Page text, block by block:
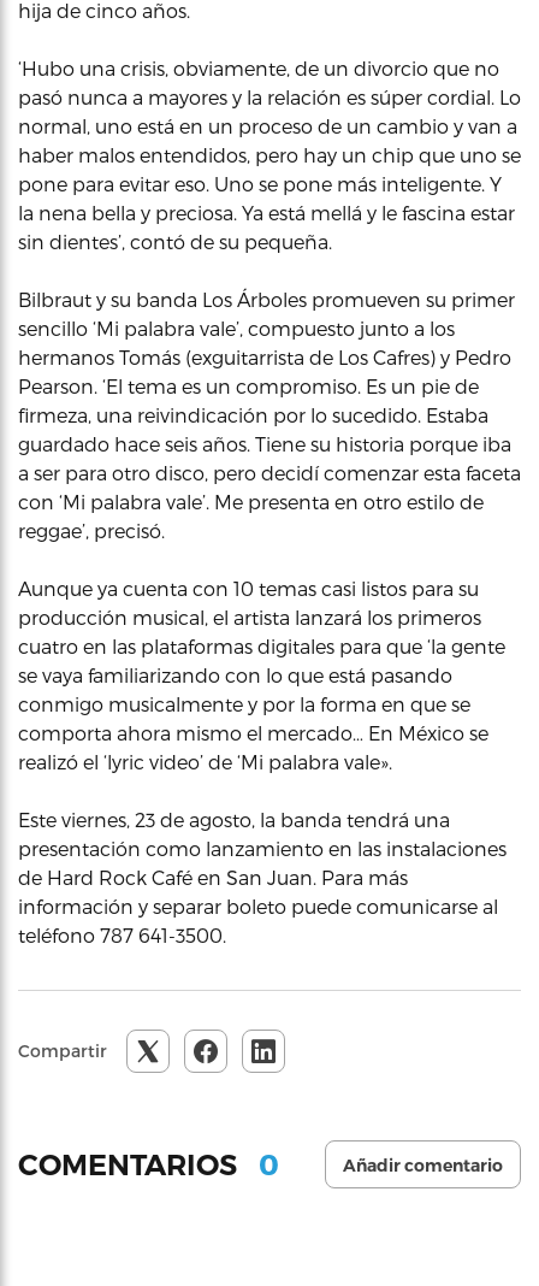
hija de cinco años.
‘Hubo una crisis, obviamente, de un divorcio que no
pasó nunca a mayores y la relación es súper cordial. Lo
normal, uno está en un proceso de un cambio y van a
haber malos entendidos, pero hay un chip que uno se
pone para evitar eso. Uno se pone más inteligente. Y
la nena bella y preciosa. Ya está mellá y le fascina estar
sin dientes’, contó de su pequeña.
Bilbraut y su banda Los Árboles promueven su primer
sencillo ‘Mi palabra vale’, compuesto junto a los
hermanos Tomás (exguitarrista de Los Cafres) y Pedro
Pearson. ‘El tema es un compromiso. Es un pie de
firmeza, una reivindicación por lo sucedido. Estaba
guardado hace seis años. Tiene su historia porque iba
a ser para otro disco, pero decidí comenzar esta faceta
con ‘Mi palabra vale’. Me presenta en otro estilo de
reggae’, precisó.
Aunque ya cuenta con 10 temas casi listos para su
producción musical, el artista lanzará los primeros
cuatro en las plataformas digitales para que ‘la gente
se vaya familiarizando con lo que está pasando
conmigo musicalmente y por la forma en que se
comporta ahora mismo el mercado… En México se
realizó el ‘lyric video’ de ‘Mi palabra vale».
Este viernes, 23 de agosto, la banda tendrá una
presentación como lanzamiento en las instalaciones
de Hard Rock Café en San Juan. Para más
información y separar boleto puede comunicarse al
teléfono 787 641-3500.
Compartir
COMENTARIOS 0 Añadir comentario